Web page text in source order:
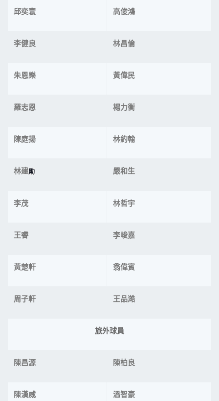
邱奕寰 高俊鴻
李健良 林昌倫
朱恩樂 黃偉民
羅志恩 楊力衡
陳庭揚 林約翰
林建勛 嚴和生
李茂 林哲宇
王睿 李峻嘉
黃楚軒 翁偉賓
周子軒 王品澔
旅外球員
陳昌源 陳柏良
陳漢威 溫智豪